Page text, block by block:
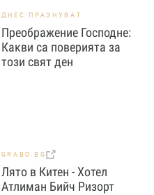
ДНЕС ПРАЗНУВАТ
Преображение Господне:
Какви са поверията за
този свят ден
GRABO.BG
Лято в Китен - Хотел
Атлиман Бийч Ризорт